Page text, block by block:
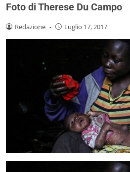
Foto di Therese Du Campo
Redazione - Luglio 17, 2017